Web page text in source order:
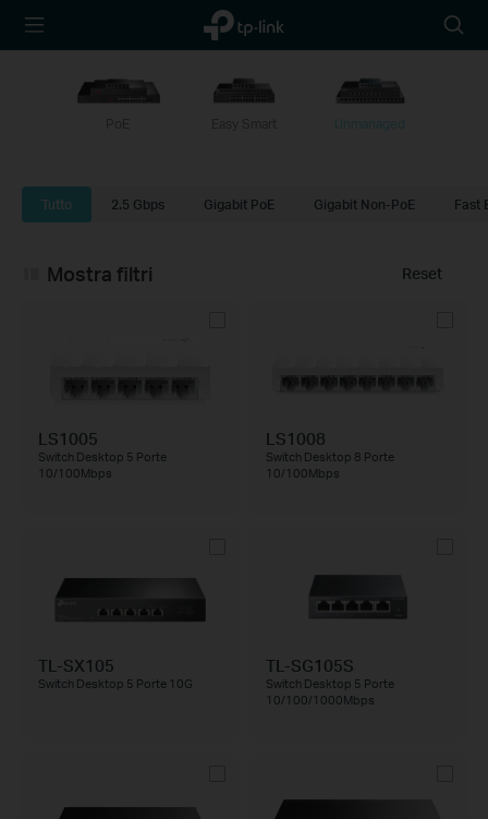
TP-Link,
Reliably
icon
Unmanaged
Tutto 2.5 Gbps Gigabit PoE Gigabit Non-PoE Fast
Reset
Mostra filtri
LS1005
Switch Desktop 5 Porte
10/100Mbps
LS1008
Switch Desktop 8 Porte
10/100Mbps
TL-SX105
Switch Desktop 5 Porte 10G
TL-SG105S
Switch Desktop 5 Porte
10/100/1000Mbps